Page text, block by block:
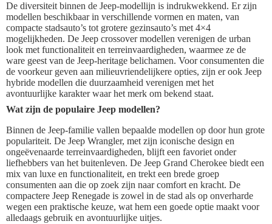
De diversiteit binnen de Jeep-modellijn is indrukwekkend. Er zijn
modellen beschikbaar in verschillende vormen en maten, van
compacte stadsauto’s tot grotere gezinsauto’s met 4×4
mogelijkheden. De Jeep crossover modellen verenigen de urban
look met functionaliteit en terreinvaardigheden, waarmee ze de
ware geest van de Jeep-heritage belichamen. Voor consumenten die
de voorkeur geven aan milieuvriendelijkere opties, zijn er ook Jeep
hybride modellen die duurzaamheid verenigen met het
avontuurlijke karakter waar het merk om bekend staat.
Wat zijn de populaire Jeep modellen?
Binnen de Jeep-familie vallen bepaalde modellen op door hun grote
populariteit. De Jeep Wrangler, met zijn iconische design en
ongeëvenaarde terreinvaardigheden, blijft een favoriet onder
liefhebbers van het buitenleven. De Jeep Grand Cherokee biedt een
mix van luxe en functionaliteit, en trekt een brede groep
consumenten aan die op zoek zijn naar comfort en kracht. De
compactere Jeep Renegade is zowel in de stad als op onverharde
wegen een praktische keuze, wat hem een goede optie maakt voor
alledaags gebruik en avontuurlijke uitjes.